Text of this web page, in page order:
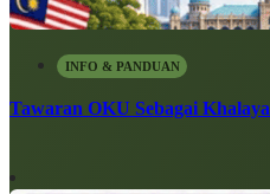
INFO & PANDUAN
Tawaran OKU Sebagai